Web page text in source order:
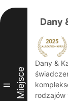
II Miejsce
Dany
Dany &
rodzajów